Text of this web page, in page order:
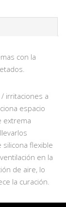
con la
irritaciones a
espacio
extrema
flexible
en la
de aire, lo
la curación.